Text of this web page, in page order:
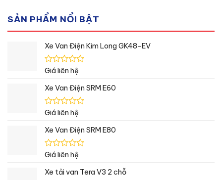
SẢN PHẨM NỔI BẬT
Xe Van Điện Kim Long GK48-EV
Được
hạng
5
sao
Giá liên hệ
Xe Van Điện SRM E60
Được
hạng
5
sao
Giá liên hệ
Xe Van Điện SRM E80
Được
hạng
Giá liên hệ
Xe tải van Tera V3 2 chỗ